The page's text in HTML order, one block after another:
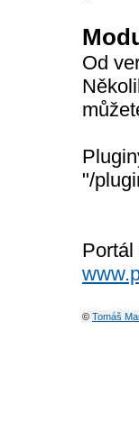
Od
"/
Portál
© Tomáš